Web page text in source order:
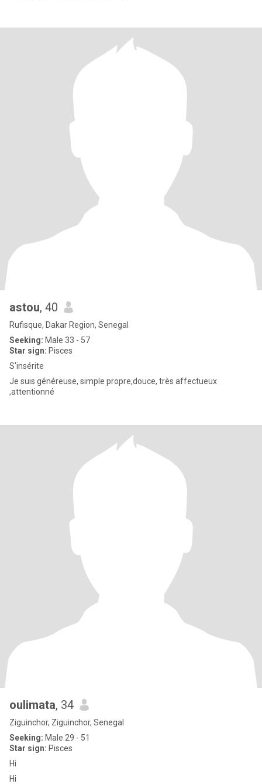
astou, 40
Rufisque, Dakar Region, Senegal
Seeking: Male 33 - 57
Star sign: Pisces
S'insérite
Je suis généreuse, simple propre,douce, très affectueux
,attentionné
oulimata, 34
Ziguinchor, Ziguinchor, Senegal
Seeking: Male 29 - 51
Star sign: Pisces
Hi
Hi